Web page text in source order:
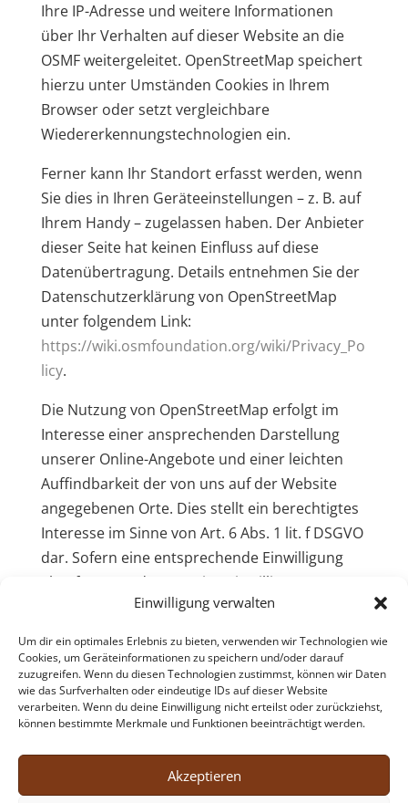
Einwilligung verwalten
Um dir ein optimales Erlebnis zu bieten, verwenden wir Technologien wie
Cookies, um Geräteinformationen zu speichern und/oder darauf
zuzugreifen. Wenn du diesen Technologien zustimmst, können wir Daten
wie das Surfverhalten oder eindeutige IDs auf dieser Website
verarbeiten. Wenn du deine Einwilligung nicht erteilst oder zurückziehst,
können bestimmte Merkmale und Funktionen beeinträchtigt werden.
Akzeptieren
Ihre IP-Adresse und weitere Informationen
über Ihr Verhalten auf dieser Website an die
OSMF weitergeleitet. OpenStreetMap speichert
hierzu unter Umständen Cookies in Ihrem
Browser oder setzt vergleichbare
Wiedererkennungstechnologien ein.
Ferner kann Ihr Standort erfasst werden, wenn
Sie dies in Ihren Geräteeinstellungen – z. B. auf
Ihrem Handy – zugelassen haben. Der Anbieter
dieser Seite hat keinen Einfluss auf diese
Datenübertragung. Details entnehmen Sie der
Datenschutzerklärung von OpenStreetMap
unter folgendem Link:
https://wiki.osmfoundation.org/wiki/Privacy_Po
licy.
Die Nutzung von OpenStreetMap erfolgt im
Interesse einer ansprechenden Darstellung
unserer Online-Angebote und einer leichten
Auffindbarkeit der von uns auf der Website
angegebenen Orte. Dies stellt ein berechtigtes
Interesse im Sinne von Art. 6 Abs. 1 lit. f DSGVO
dar. Sofern eine entsprechende Einwilligung
abgefragt wurde (z. B. eine Einwilligung zur
Speicherung von Cookies), erfolgt die
Art. 6 Abs. 1 lit. a DSGVO; die Einwilligung ist
jederzeit widerrufbar.
Quelle:e-recht24.de